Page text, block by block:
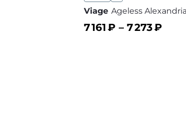
Viage Ageless Alexandria
7 161₽ – 7 273₽